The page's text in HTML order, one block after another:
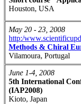
Houston, USA
May 20 - 23, 2008
http:/
Methods & Chiral
Vilamoura, Portugal
June 1-4, 2008
5th International
(IAP2008)
Kioto, Japan